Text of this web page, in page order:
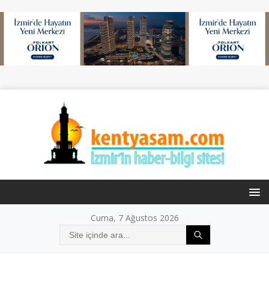
Cuma, 7 Ağustos 2026